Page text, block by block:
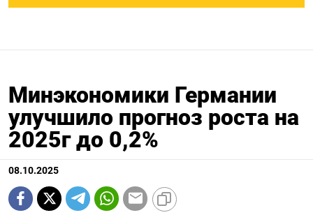
Минэкономики Германии
улучшило прогноз роста на
2025г до 0,2%
08.10.2025